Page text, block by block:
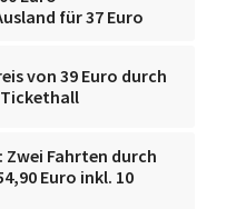
für 37 Euro
von 39 Euro durch
Zwei Fahrten durch
Euro inkl. 10